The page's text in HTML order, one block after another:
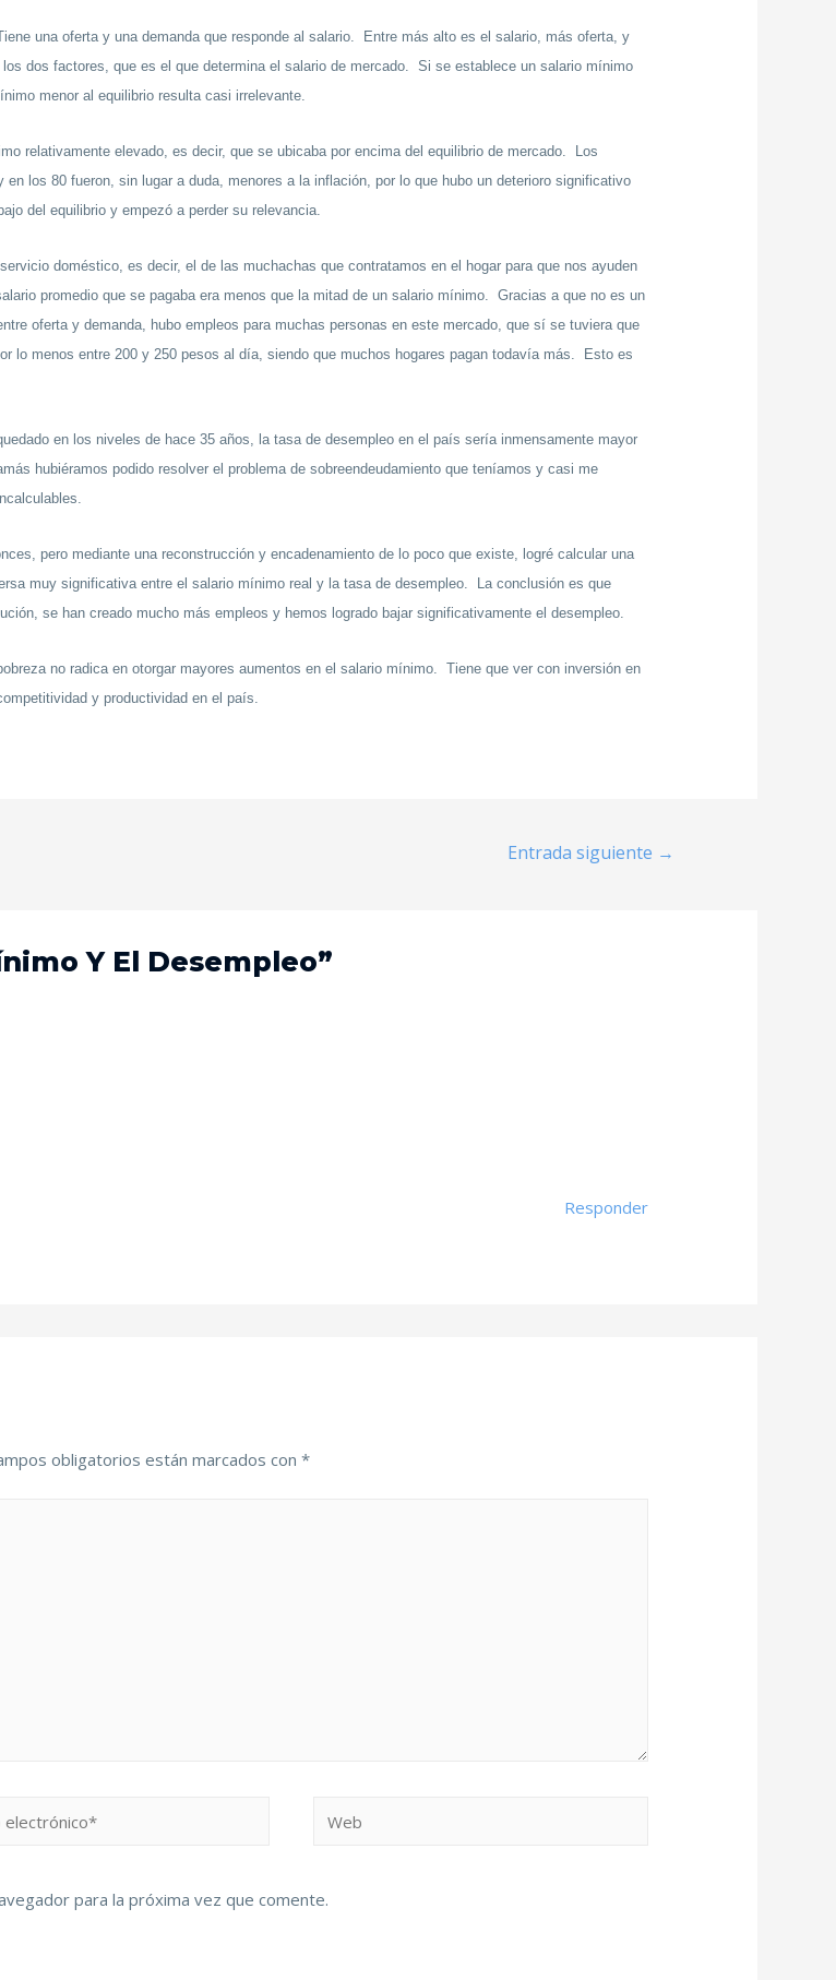
una oferta y una demanda que responde al salario. Entre más alto es el salario, más oferta, y
dos factores, que es el que determina el salario de mercado. Si se establece un salario mínimo
menor al equilibrio resulta casi irrelevante.
relativamente elevado, es decir, que se ubicaba por encima del equilibrio de mercado. Los
los 80 fueron, sin lugar a duda, menores a la inflación, por lo que hubo un deterioro significativo
del equilibrio y empezó a perder su relevancia.
doméstico, es decir, el de las muchachas que contratamos en el hogar para que nos ayuden
promedio que se pagaba era menos que la mitad de un salario mínimo. Gracias a que no es un
oferta y demanda, hubo empleos para muchas personas en este mercado, que sí se tuviera que
lo menos entre 200 y 250 pesos al día, siendo que muchos hogares pagan todavía más. Esto es
en los niveles de hace 35 años, la tasa de desempleo en el país sería inmensamente mayor
hubiéramos podido resolver el problema de sobreendeudamiento que teníamos y casi me
pero mediante una reconstrucción y encadenamiento de lo poco que existe, logré calcular una
muy significativa entre el salario mínimo real y la tasa de desempleo. La conclusión es que
se han creado mucho más empleos y hemos logrado bajar significativamente el desempleo.
no radica en otorgar mayores aumentos en el salario mínimo. Tiene que ver con inversión en
y productividad en el país.
Entrada siguiente →
Y El Desempleo”
Responder
obligatorios están marcados con*
para la próxima vez que comente.